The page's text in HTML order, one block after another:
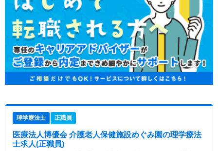
理学療法士 正職員
医療法人博優会 介護老人保健施設めぐみ園の理学療法
士求人(正職員)